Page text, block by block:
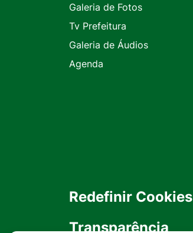
Galeria de Fotos
Tv Prefeitura
Galeria de Áudios
Agenda
Redefinir Cookies
Transparência